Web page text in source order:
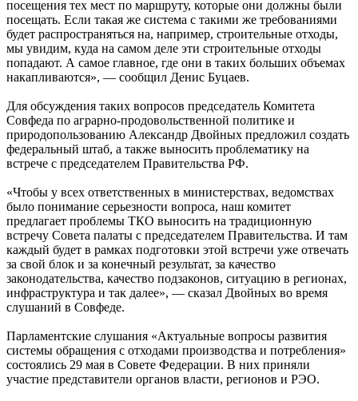
посещения тех мест по маршруту, которые они должны были
посещать. Если такая же система с такими же требованиями
будет распространяться на, например, строительные отходы,
мы увидим, куда на самом деле эти строительные отходы
попадают. А самое главное, где они в таких больших объемах
накапливаются», — сообщил Денис Буцаев.
Для обсуждения таких вопросов председатель Комитета
Совфеда по аграрно-продовольственной политике и
природопользованию Александр Двойных предложил создать
федеральный штаб, а также выносить проблематику на
встрече с председателем Правительства РФ.
«Чтобы у всех ответственных в министерствах, ведомствах
было понимание серьезности вопроса, наш комитет
предлагает проблемы ТКО выносить на традиционную
встречу Совета палаты с председателем Правительства. И там
каждый будет в рамках подготовки этой встречи уже отвечать
за свой блок и за конечный результат, за качество
законодательства, качество подзаконов, ситуацию в регионах,
инфраструктура и так далее», — сказал Двойных во время
слушаний в Совфеде.
Парламентские слушания «Актуальные вопросы развития
системы обращения с отходами производства и потребления»
состоялись 29 мая в Совете Федерации. В них приняли
участие представители органов власти, регионов и РЭО.